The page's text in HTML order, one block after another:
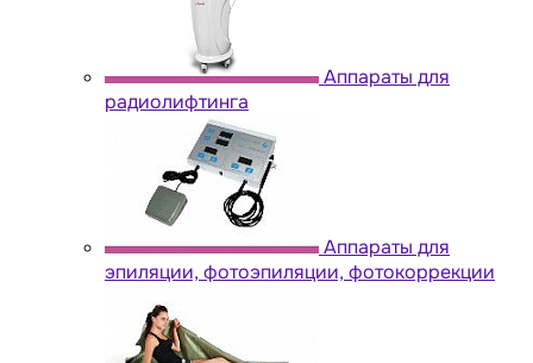
Аппараты для
радиолифтинга
Аппараты для
эпиляции, фотоэпиляции, фотокоррекции